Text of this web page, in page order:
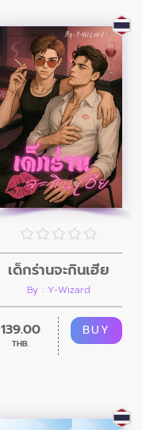
เด็กร่านจะกินเฮีย
By : Y-Wizard
139.00
THB.
BUY